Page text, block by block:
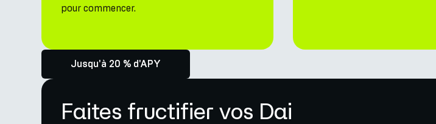
pour commencer.
Jusqu'à 20 % d'APY
Faites fructifier vos Dai